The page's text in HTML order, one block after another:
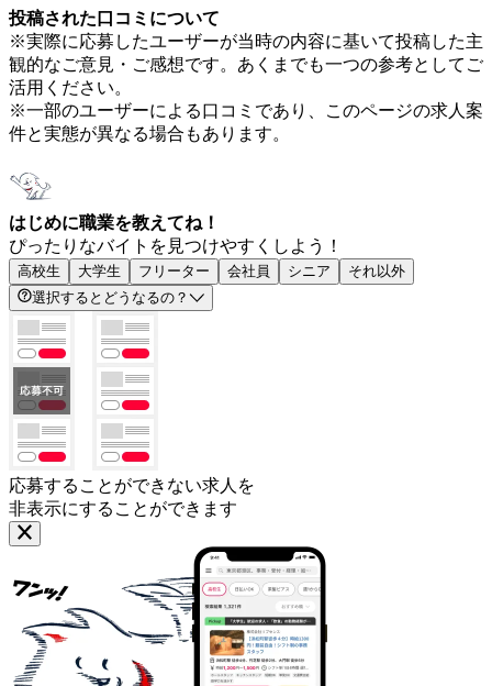
投稿された口コミについて
※実際に応募したユーザーが当時の内容に基いて投稿した主
観的なご意見・ご感想です。あくまでも一つの参考としてご
活用ください。
※一部のユーザーによる口コミであり、このページの求人案
件と実態が異なる場合もあります。
はじめに職業を教えてね！
ぴったりなバイトを見つけやすくしよう！
高校生 大学生 フリーター 会社員 シニア
それ以外
選択するとどうなるの？
応募することができない求人を
非表示にすることができます